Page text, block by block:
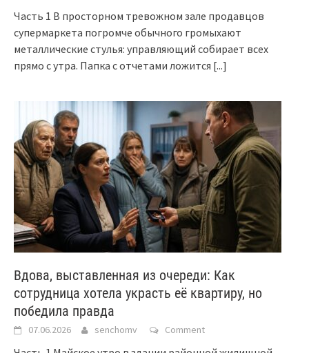
Часть 1 В просторном тревожном зале продавцов
супермаркета погромче обычного громыхают
металлические стулья: управляющий собирает всех
прямо с утра. Папка с отчетами ложится [...]
Вдова, выставленная из очереди: Как
сотрудница хотела украсть её квартиру, но
победила правда
07.06.2026 senchomv Comment